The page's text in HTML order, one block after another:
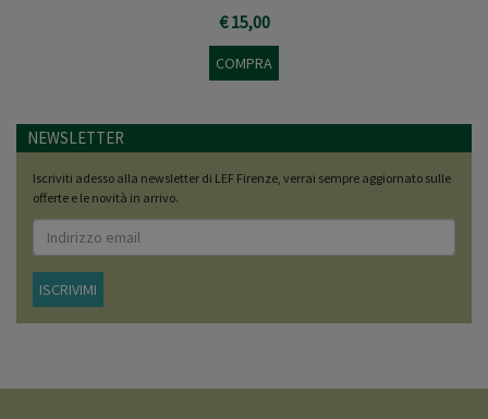
€ 15,00
COMPRA
NEWSLETTER
Iscriviti adesso alla newsletter di LEF Firenze, verrai sempre aggiornato sulle
offerte e le novità in arrivo.
ISCRIVIMI